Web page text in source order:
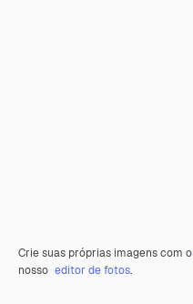
Crie suas próprias imagens com o
nosso editor de fotos.